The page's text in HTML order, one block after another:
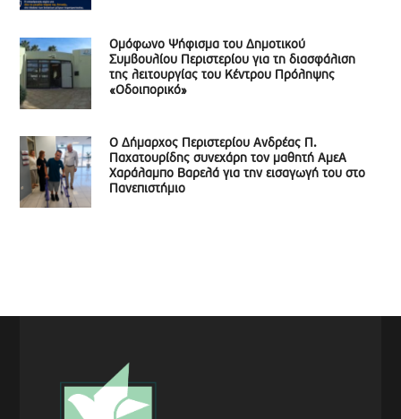
Ομόφωνο Ψήφισμα του Δημοτικού
Συμβουλίου Περιστερίου για τη διασφάλιση
της λειτουργίας του Κέντρου Πρόληψης
«Οδοιπορικό»
Ο Δήμαρχος Περιστερίου Ανδρέας Π.
Παχατουρίδης συνεχάρη τον μαθητή ΑμεΑ
Χαράλαμπο Βαρελά για την εισαγωγή του στο
Πανεπιστήμιο